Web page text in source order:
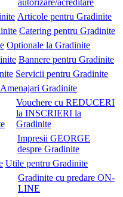
autorizare/acreditare
Articole pentru Gradinite
Catering pentru Gradinite
Optionale la Gradinite
Bannere pentru Gradinite
Servicii pentru Gradinite
Amenajari Gradinite
Vouchere cu REDUCERI
la INSCRIERI la
Gradinite
Impresii GEORGE
despre Gradinite
Utile pentru Gradinite
Gradinite cu predare ON-
LINE